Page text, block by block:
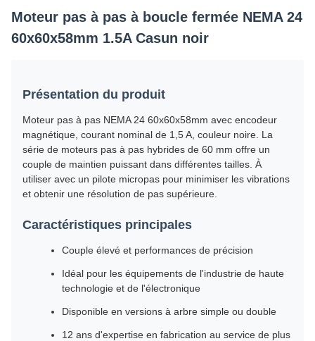
Moteur pas à pas à boucle fermée NEMA 24
60x60x58mm 1.5A Casun noir
Présentation du produit
Moteur pas à pas NEMA 24 60x60x58mm avec encodeur
magnétique, courant nominal de 1,5 A, couleur noire. La
série de moteurs pas à pas hybrides de 60 mm offre un
couple de maintien puissant dans différentes tailles. À
utiliser avec un pilote micropas pour minimiser les vibrations
et obtenir une résolution de pas supérieure.
Caractéristiques principales
Couple élevé et performances de précision
Idéal pour les équipements de l'industrie de haute
technologie et de l'électronique
Disponible en versions à arbre simple ou double
12 ans d'expertise en fabrication au service de plus